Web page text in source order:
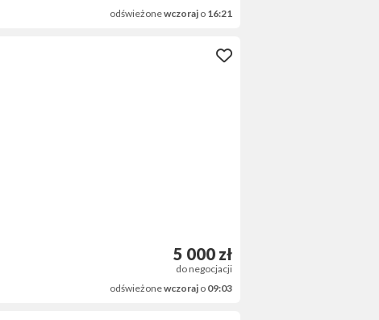
odświeżonewczoraj o 16:21
5 000 zł
do negocjacji
odświeżonewczoraj o 09:03